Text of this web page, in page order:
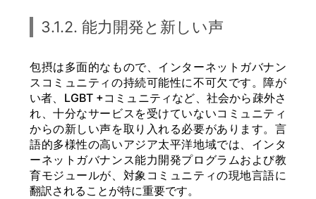
3.1.2. 能力開発と新しい声
包摂は多面的なもので、インターネットガバナン
スコミュニティの持続可能性に不可欠です。障が
い者、LGBT +コミュニティなど、社会から疎外さ
れ、十分なサービスを受けていないコミュニティ
からの新しい声を取り入れる必要があります。言
語的多様性の高いアジア太平洋地域では、インタ
ーネットガバナンス能力開発プログラムおよび教
育モジュールが、対象コミュニティの現地言語に
翻訳されることが特に重要です。